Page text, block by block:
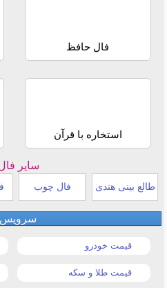
فال حافظ
استخاره با قرآن
سایر
طالع بینی هندی فال چوب
سرویس
قیمت خودرو
قیمت طلا و سکه